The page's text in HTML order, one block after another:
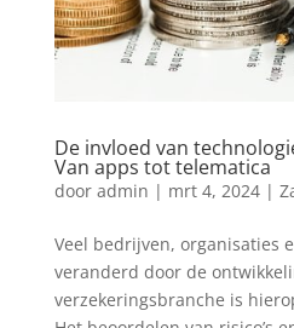
De invloed van
Van apps tot telematica
door admin | mrt 4, 2024|
Veel bedrijven, organisaties
veranderd door de
verzekeringsbranche is